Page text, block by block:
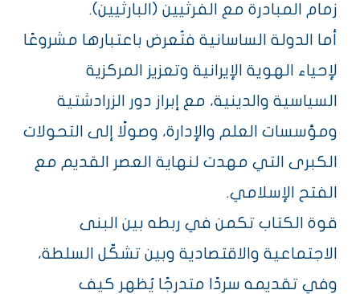
زمام المبادرة مع الفرثيين (البارثيين).
أما الدولة الساسانية فتُعرض باعتبارها مشروعًا
لإحياء الهوية الإيرانية وتعزيز المركزية
السياسية والدينية، مع إبراز دور الزرادشتية
ومؤسسات العلم والإدارة، وصولًا إلى التحولات
الكبرى التي مهدت لنهاية العصر القديم مع
الفتح الإسلامي.
قوة الكتاب تكمن في ربطه بين البنى
الاجتماعية والاقتصادية وبين تشكّل السلطة،
وفي تقديمه سردًا متدرجًا يُظهر كيف